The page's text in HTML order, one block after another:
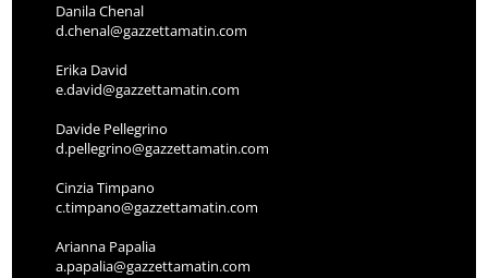
Danila Chenal
d.chenal@gazzettamatin.com
Erika David
e.david@gazzettamatin.com
Davide Pellegrino
d.pellegrino@gazzettamatin.com
Cinzia Timpano
c.timpano@gazzettamatin.com
Arianna Papalia
a.papalia@gazzettamatin.com